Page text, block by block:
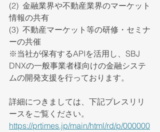
(2)  金融業界や不動産業界のマーケット
情報の共有
(3)  不動産マーケット等の研修・セミナ
ーの共催
※当社が保有するAPIを活用し、SBJ
DNXの一般事業者様向けの金融システ
ムの開発支援を行っております。
詳細につきましては、下記プレスリリ
ースをご覧ください。
https://prtimes.jp/main/html/rd/p/000000